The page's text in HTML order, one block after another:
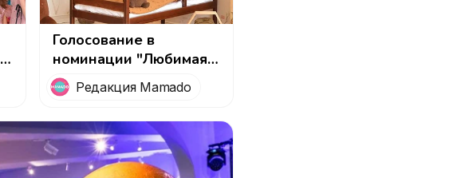
Голосование в
номинации "Любимая
фотостудия для
детской фотосессии"
Редакция Mamado